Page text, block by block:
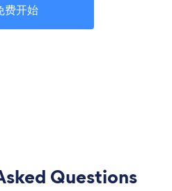
费开始
Questions